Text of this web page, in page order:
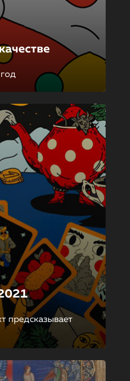
предсказывает